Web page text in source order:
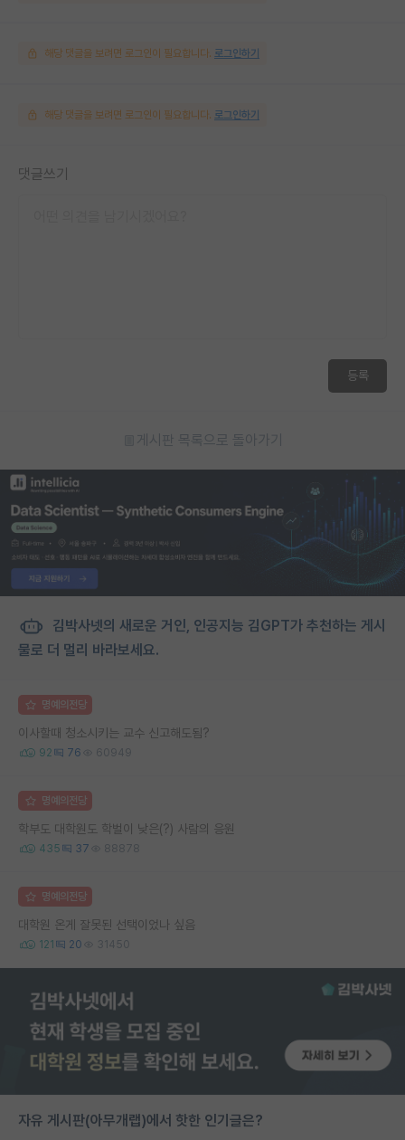
해당 댓글을 보려면 로그인이 필요합니다. 로그인하기
해당 댓글을 보려면 로그인이 필요합니다. 로그인하기
댓글쓰기
등록
게시판 목록으로 돌아가기
김박사넷의 새로운 거인, 인공지능 김GPT가 추천하는 게시
물로 더 멀리 바라보세요.
명예의전당
이사할때 청소시키는 교수 신고해도됨?
92 76 60949
명예의전당
학부도 대학원도 학벌이 낮은(?) 사람의 응원
435 37 88878
명예의전당
대학원 온게 잘못된 선택이었나 싶음
121 20 31450
자유 게시판(아무개랩)에서 핫한 인기글은?